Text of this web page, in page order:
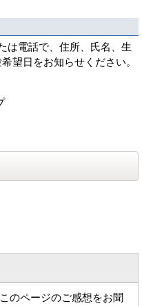
は電話で、住所、氏名、生
望日をお知らせください。
のページのご感想をお聞